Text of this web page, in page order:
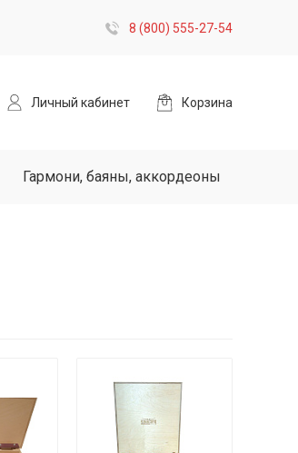
8 (800) 555-27-54
Личный кабинет Корзина
Гармони, баяны, аккордеоны